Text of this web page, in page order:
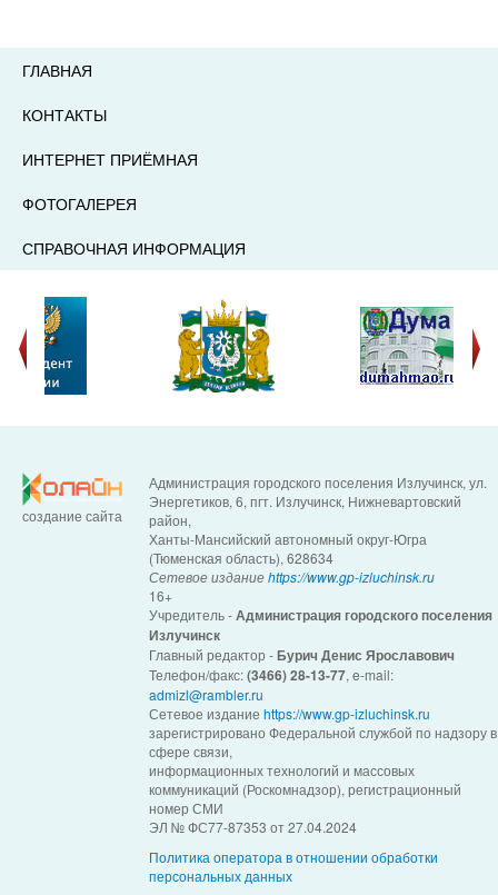
ГЛАВНАЯ
КОНТАКТЫ
ИНТЕРНЕТ ПРИЁМНАЯ
ФОТОГАЛЕРЕЯ
СПРАВОЧНАЯ ИНФОРМАЦИЯ
создание сайта
Администрация городского поселения Излучинск, ул.
Энергетиков, 6, пгт. Излучинск, Нижневартовский
район,
Ханты-Мансийский автономный округ-Югра
(Тюменская область), 628634
Сетевое изданиеhttps://www.gp-izluchinsk.ru
16+
Учредитель -Администрация городского поселения
Излучинск
Главный редактор -Бурич Денис Ярославович
Телефон/факс:(3466) 28-13-77, e-mail:
admizl@rambler.ru
Сетевое изданиеhttps://www.gp-izluchinsk.ru
зарегистрировано Федеральной службой по надзору в
сфере связи,
информационных технологий и массовых
коммуникаций (Роскомнадзор), регистрационный
номер СМИ
ЭЛ № ФС77-87353 от 27.04.2024
Политика оператора в отношении обработки
персональных данных